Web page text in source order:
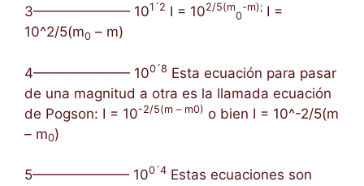
3——————— 101´2 I = 102/5(m
0
-m); I =
10^2/5(m0 – m)
4——————— 100´8 Esta ecuación para pasar
de una magnitud a otra es la llamada ecuación
de Pogson: I = 10-2/5(m – m0) o bien I = 10^-2/5(m
– m0)
5——————— 100´4 Estas ecuaciones son